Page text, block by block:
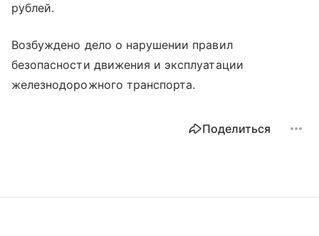
рублей.
Возбуждено дело о нарушении правил
безопасности движения и эксплуатации
железнодорожного транспорта.
Поделиться